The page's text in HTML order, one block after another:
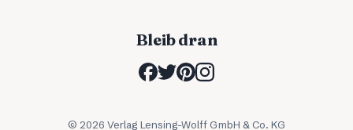
Bleib dran
© 2026 Verlag Lensing-Wolff GmbH & Co. KG